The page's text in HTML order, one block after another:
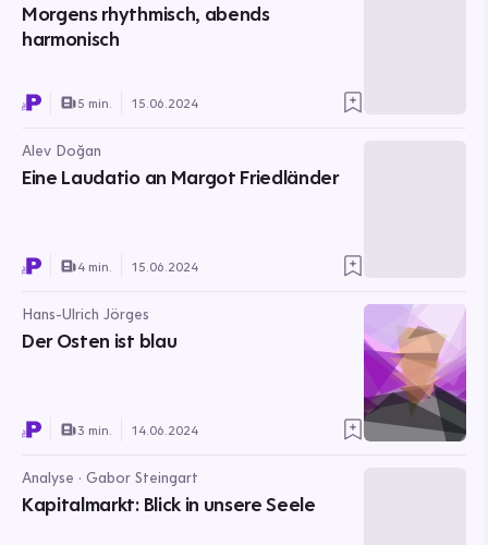
Morgens rhythmisch, abends
harmonisch
5 min. 15.06.2024
Alev Doğan
Eine Laudatio an Margot Friedländer
4 min. 15.06.2024
Hans-Ulrich Jörges
Der Osten ist blau
3 min. 14.06.2024
Analyse · Gabor Steingart
Kapitalmarkt: Blick in unsere Seele